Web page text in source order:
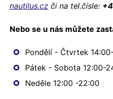
nautilus.cz či na tel.čísle:
Nebo se u nás můžete
Pondělí - Čtvrtek
Pátek - Sobota 12:00-
Neděle 12:00 -22:00